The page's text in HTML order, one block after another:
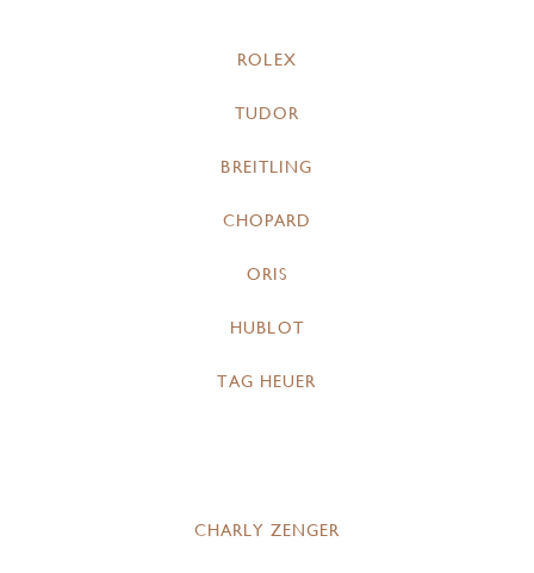
ROLEX
TUDOR
BREITLING
CHOPARD
ORIS
HUBLOT
TAG HEUER
CHARLY ZENGER